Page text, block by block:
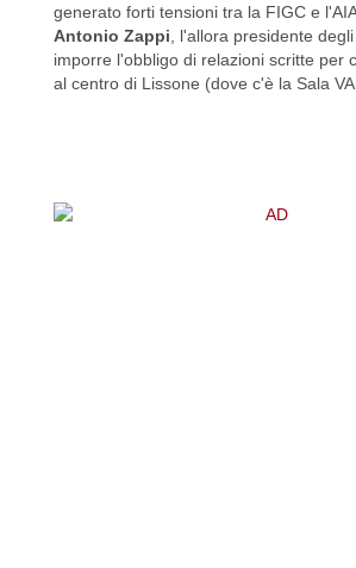
generato forti tensioni tra la FIGC e
Antonio Zappi, l'allora presidente
imporre l'obbligo di relazioni scritte per
al centro di Lissone (dove c'è la Sala